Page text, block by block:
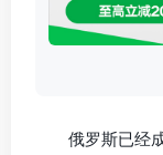
俄罗斯已经